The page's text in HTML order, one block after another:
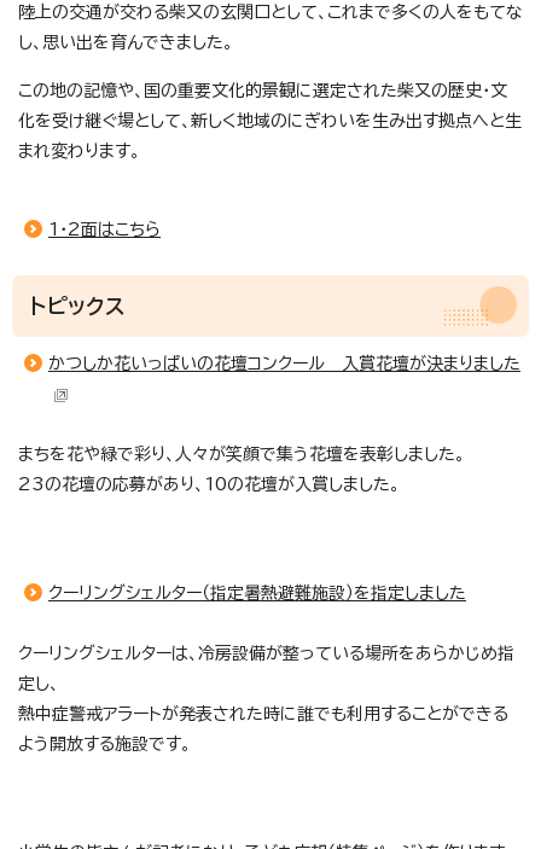
陸上の交通が交わる柴又の玄関口として、これまで多くの人をもてな
し、思い出を育んできました。
この地の記憶や、国の重要文化的景観に選定された柴又の歴史・文
化を受け継ぐ場として、新しく地域のにぎわいを生み出す拠点へと生
まれ変わります。
1・2面はこちら
トピックス
かつしか花いっぱいの花壇コンクール 入賞花壇が決まりました
まちを花や緑で彩り、人々が笑顔で集う花壇を表彰しました。
23の花壇の応募があり、10の花壇が入賞しました。
クーリングシェルター（指定暑熱避難施設）を指定しました
クーリングシェルターは、冷房設備が整っている場所をあらかじめ指
定し、
熱中症警戒アラートが発表された時に誰でも利用することができる
よう開放する施設です。